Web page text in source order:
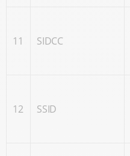
11 SIDCC
12 SSID